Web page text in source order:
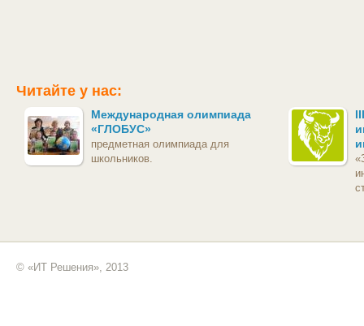
Читайте у нас:
Международная олимпиада
«ГЛОБУС»
предметная олимпиада для
школьников.
© «ИТ Решения», 2013